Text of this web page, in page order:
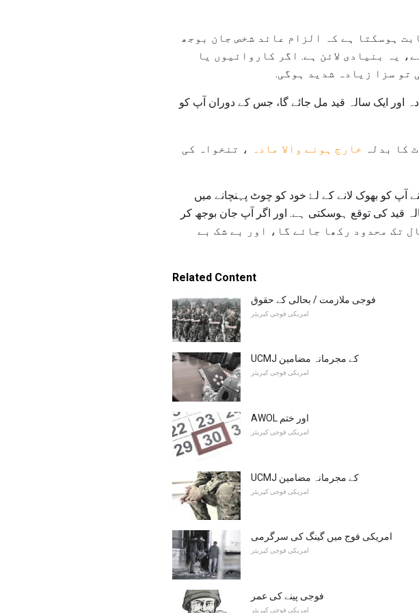
ہوسکتا ہے کہ الزام عائد شخص جان بوجھ
یہ بنیادی لائن ہے. اگر کاروائیوں یا
تو سزا زیادہ شدید ہوگی.
اور ایک سالہ قید مل جائے گا، جس کے دوران آپ کو
کا بدلہ خارج ہونے والا مادہ
، تنخواہ کی
آپ کو بھوک لانے کے لۓ خود کو چوٹ پہنچانے میں
قید کی توقع ہوسکتی ہے. اور اگر آپ جان بوجھ کر
آپ کو جنگ یا دشمن دشمن کے دوران زخمی کرتے ہیں، تو آپ کو 10 سال تک محدود رکھا جائے گا، اور بے شک بے
Related Content
فوجی ملازمت / بحالی کے حقوق
امریکی فوجی کیریئر
UCMJ کے مجرمانہ مضامین
امریکی فوجی کیریئر
AWOL اور ختم
امریکی فوجی کیریئر
UCMJ کے مجرمانہ مضامین
امریکی فوجی کیریئر
امریکی فوج میں گینگ کی سرگرمی
امریکی فوجی کیریئر
فوجی پینے کی عمر
امریکی فوجی کیریئر